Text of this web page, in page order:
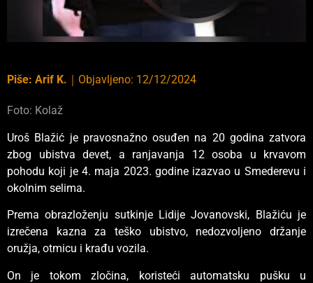
Piše: Arif K. Objavljeno: 12/12/2024
Foto: Kolaž
Uroš Blažić je pravosnažno osuđen na 20 godina zatvora
zbog ubistva devet, a ranjavanja 12 osoba u krvavom
pohodu koji je 4. maja 2023. godine izazvao u Smederevu i
okolnim selima.
Prema obrazloženju sutkinje Lidije Jovanovski, Blažiću je
izrečena kazna za teško ubistvo, nedozvoljeno držanje
oružja, otmicu i krađu vozila.
On je tokom zločina, koristeći automatsku pušku u